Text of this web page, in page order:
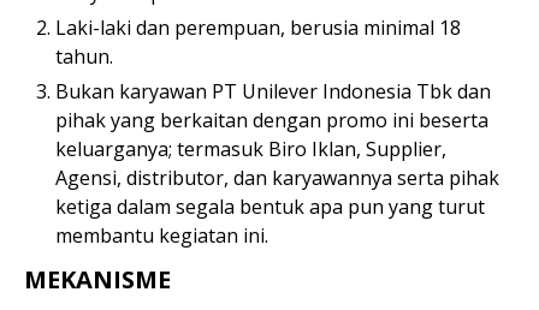
Laki-laki dan perempuan, berusia minimal 18
tahun.
Bukan karyawan PT Unilever Indonesia Tbk dan
pihak yang berkaitan dengan promo ini beserta
keluarganya; termasuk Biro Iklan, Supplier,
Agensi, distributor, dan karyawannya serta pihak
ketiga dalam segala bentuk apa pun yang turut
membantu kegiatan ini.
MEKANISME